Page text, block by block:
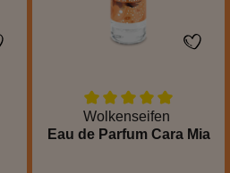
Wolkenseifen
Eau de Parfum Cara Mia